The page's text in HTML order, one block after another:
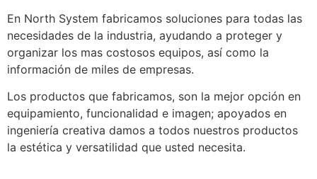
En North System fabricamos soluciones para todas las
necesidades de la industria, ayudando a proteger y
organizar los mas costosos equipos, así como la
información de miles de empresas.
Los productos que fabricamos, son la mejor opción en
equipamiento, funcionalidad e imagen; apoyados en
ingeniería creativa damos a todos nuestros productos
la estética y versatilidad que usted necesita.